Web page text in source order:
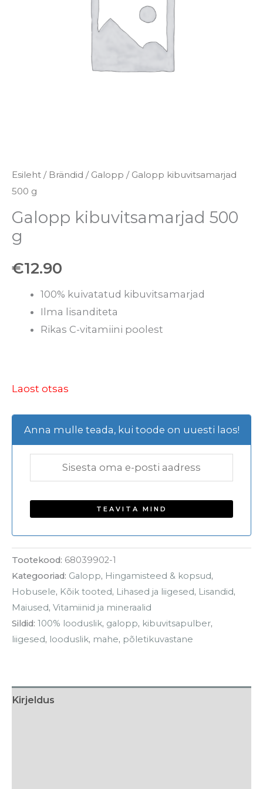
Esileht / Brändid / Galopp / Galopp kibuvitsamarjad
500 g
Galopp kibuvitsamarjad 500
g
€12.90
100% kuivatatud kibuvitsamarjad
Ilma lisanditeta
Rikas C-vitamiini poolest
Laost otsas
Anna mulle teada, kui toode on uuesti laos!
Tootekood: 68039902-1
Kategooriad: Galopp, Hingamisteed & kopsud,
Hobusele, Kõik tooted, Lihased ja liigesed, Lisandid,
Maiused, Vitamiinid ja mineraalid
Sildid: 100% looduslik, galopp, kibuvitsapulber,
liigesed, looduslik, mahe, põletikuvastane
Kirjeldus